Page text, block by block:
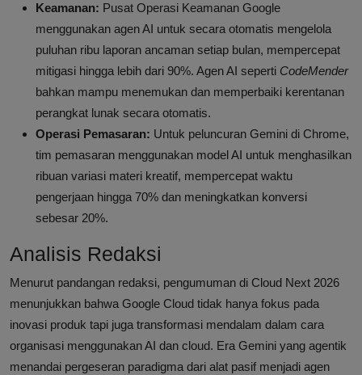
Keamanan: Pusat Operasi Keamanan Google
menggunakan agen AI untuk secara otomatis mengelola
puluhan ribu laporan ancaman setiap bulan, mempercepat
mitigasi hingga lebih dari 90%. Agen AI seperti CodeMender
bahkan mampu menemukan dan memperbaiki kerentanan
perangkat lunak secara otomatis.
Operasi Pemasaran: Untuk peluncuran Gemini di Chrome,
tim pemasaran menggunakan model AI untuk menghasilkan
ribuan variasi materi kreatif, mempercepat waktu
pengerjaan hingga 70% dan meningkatkan konversi
sebesar 20%.
Analisis Redaksi
Menurut pandangan redaksi, pengumuman di Cloud Next 2026
menunjukkan bahwa Google Cloud tidak hanya fokus pada
inovasi produk tapi juga transformasi mendalam dalam cara
organisasi menggunakan AI dan cloud. Era Gemini yang agentik
menandai pergeseran paradigma dari alat pasif menjadi agen